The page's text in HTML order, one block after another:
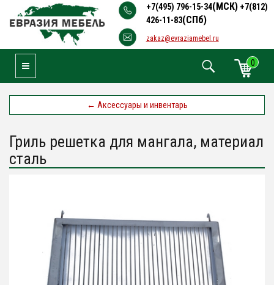
+7(495) 796-15-34(МСК) +7(812)
426-11-83(СПб)
zakaz@evraziamebel.ru
0
Toggle Navigation
← Аксессуары и инвентарь
Гриль решетка для мангала, материал
сталь